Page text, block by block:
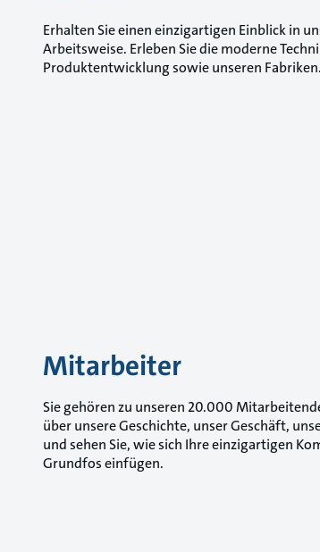
Erhalten Sie einen einzigartigen Einblick in
Arbeitsweise. Erleben Sie die moderne
Produktentwicklung sowie unseren Fabriken.
Mitarbeiter
Sie gehören zu unseren 20.000
über unsere Geschichte, unser Geschäft,
und sehen Sie, wie sich Ihre einzigartigen
Grundfos einfügen.